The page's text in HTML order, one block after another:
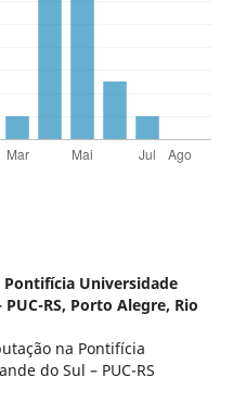
Pontifícia Universidade
RS, Porto Alegre, Rio
na Pontifícia
do Sul – PUC-RS